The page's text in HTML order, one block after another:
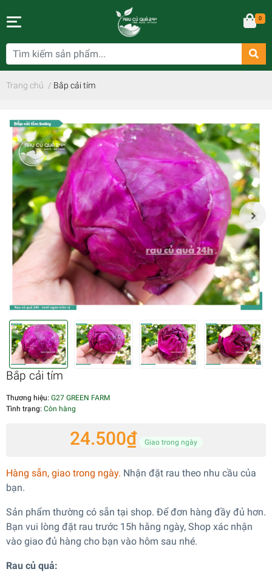
0
Trang chủ / Bắp cải tím
Bắp cải tím
Thương hiệu: G27 GREEN FARM
Tình trạng: Còn hàng
24.500₫ Giao trong ngày
Hàng sẵn, giao trong ngày. Nhận đặt rau theo nhu cầu của
bạn.
Sản phẩm thường có sẵn tại shop. Để đơn hàng đầy đủ hơn.
Bạn vui lòng đặt rau trước 15h hằng ngày, Shop xác nhận
vào giao đủ hàng cho bạn vào hôm sau nhé.
Rau củ quả: